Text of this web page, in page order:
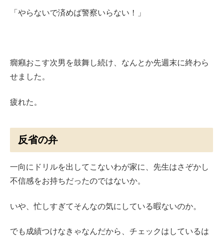
「やらないで済めば警察いらない！」
癇癪おこす次男を鼓舞し続け、なんとか先週末に終わら
せました。
疲れた。
反省の弁
一向にドリルを出してこないわが家に、先生はさぞかし
不信感をお持ちだったのではないか。
いや、忙しすぎてそんなの気にしている暇ないのか。
でも成績つけなきゃなんだから、チェックはしているは